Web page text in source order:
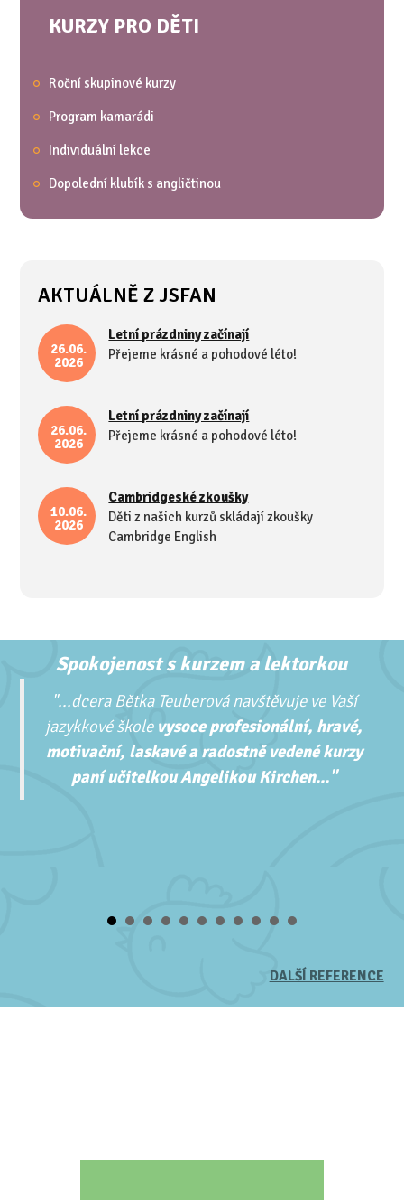
KURZY PRO DĚTI
Roční skupinové kurzy
Program kamarádi
Individuální lekce
Dopolední klubík s angličtinou
AKTUÁLNĚ Z JSFAN
26.06.
2026
Letní prázdniny začínají
Přejeme krásné a pohodové léto!
26.06.
2026
Letní prázdniny začínají
Přejeme krásné a pohodové léto!
10.06.
2026
Cambridgeské zkoušky
Děti z našich kurzů skládají zkoušky
Cambridge English
Spokojenost s kurzem a lektorkou
"...dcera Bětka Teuberová navštěvuje ve Vaší
jazykkové škole vysoce profesionální, hravé,
motivační, laskavé a radostně vedené kurzy
paní učitelkou Angelikou Kirchen..."
DALŠÍ REFERENCE